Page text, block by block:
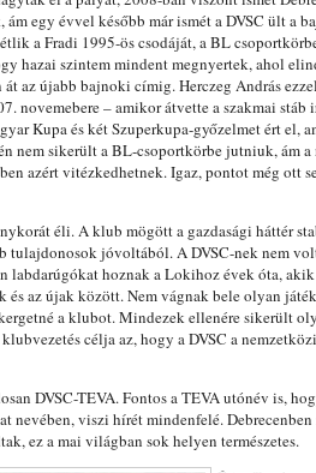
egy évvel később már ismét a DVSC ült a
a Fradi 1995-ös csodáját, a BL
hazai szintem mindent megnyertek, ahol
az újabb bajnoki címig. Herczeg András
novemebere – amikor átvette a szakmai
Kupa és két Szuperkupa-győzelmet ért el,
nem sikerült a BL-csoportkörbe jutniuk, ám
azért vitézkedhetnek. Igaz, pontot még ott
éli. A klub mögött a gazdasági háttér
tulajdonosok jóvoltából. A DVSC-nek nem
labdarúgókat hoznak a Lokihoz évek óta,
és az újak között. Nem vágnak bele olyan
a klubot. Mindezek ellenére sikerült
célja az, hogy a DVSC a
DVSC-TEVA. Fontos a TEVA utónév is,
nevében, viszi hírét mindenfelé.
ez a mai világban sok helyen természetes.